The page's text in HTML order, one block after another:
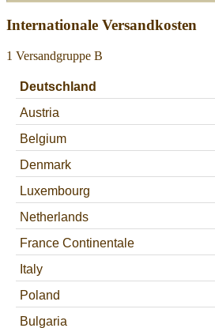
Internationale Versandkosten
1 Versandgruppe B